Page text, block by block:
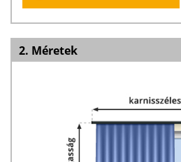
2. Méretek